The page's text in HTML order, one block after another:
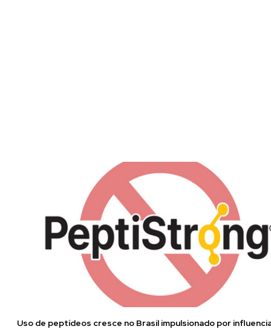
Uso de peptídeos cresce no Brasil impulsionado por